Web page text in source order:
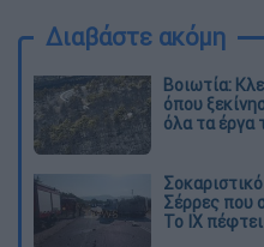
Διαβάστε ακόμη
Βοιωτία:
όπου
όλα τα έργα
Σέρρες που
Το ΙΧ